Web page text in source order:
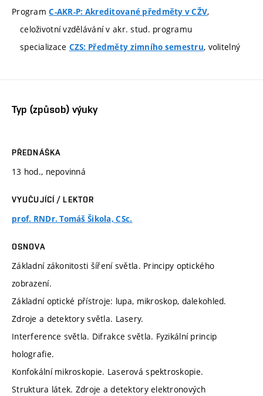
ProgramC-AKR-P: Akreditované předměty v CŽV,
celoživotní vzdělávání v akr. stud. programu
specializace CZS: Předměty zimního semestru, volitelný
Typ (způsob) výuky
PŘEDNÁŠKA
13 hod., nepovinná
VYUČUJÍCÍ / LEKTOR
prof. RNDr. Tomáš Šikola, CSc.
OSNOVA
Základní zákonitosti šíření světla. Principy optického
zobrazení.
Základní optické přístroje: lupa, mikroskop, dalekohled.
Zdroje a detektory světla. Lasery.
Interference světla. Difrakce světla. Fyzikální princip
holografie.
Konfokální mikroskopie. Laserová spektroskopie.
Struktura látek. Zdroje a detektory elektronových